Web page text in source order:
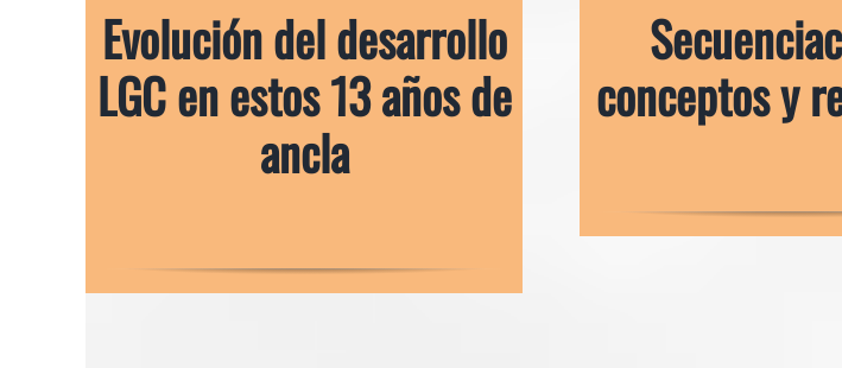
Evolución del desarrollo
LGC en estos 13 años de
ancla
conceptos y